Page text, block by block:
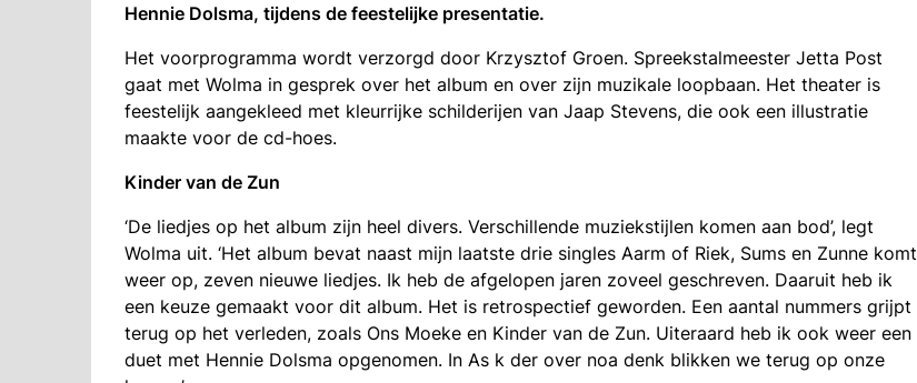
Hennie Dolsma, tijdens de feestelijke presentatie.
Het voorprogramma wordt verzorgd door Krzysztof Groen. Spreekstalmeester Jetta Post
gaat met Wolma in gesprek over het album en over zijn muzikale loopbaan. Het theater is
feestelijk aangekleed met kleurrijke schilderijen van Jaap Stevens, die ook een illustratie
maakte voor de cd-hoes.
Kinder van de Zun
‘De liedjes op het album zijn heel divers. Verschillende muziekstijlen komen aan bod’, legt
Wolma uit. ‘Het album bevat naast mijn laatste drie singles Aarm of Riek, Sums en Zunne komt
weer op, zeven nieuwe liedjes. Ik heb de afgelopen jaren zoveel geschreven. Daaruit heb ik
een keuze gemaakt voor dit album. Het is retrospectief geworden. Een aantal nummers grijpt
terug op het verleden, zoals Ons Moeke en Kinder van de Zun. Uiteraard heb ik ook weer een
duet met Hennie Dolsma opgenomen. In As k der over noa denk blikken we terug op onze